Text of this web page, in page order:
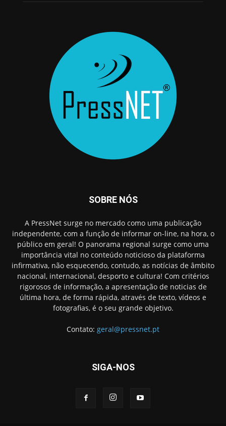
SOBRE NÓS
A PressNet surge no mercado como uma publicação
independente, com a função de informar on-line, na hora, o
público em geral! O panorama regional surge como uma
importância vital no conteúdo noticioso da plataforma
infirmativa, não esquecendo, contudo, as notícias de âmbito
nacional, internacional, desporto e cultura! Com critérios
rigorosos de informação, a apresentação de noticias de
última hora, de forma rápida, através de texto, vídeos e
fotografias, é o seu grande objetivo.
Contato: geral@pressnet.pt
SIGA-NOS